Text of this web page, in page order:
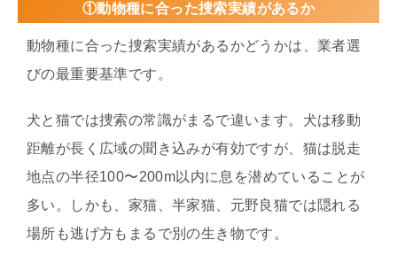
①動物種に合った捜索実績があるか
動物種に合った捜索実績があるかどうかは、業者選
びの最重要基準です。
犬と猫では捜索の常識がまるで違います。犬は移動
距離が長く広域の聞き込みが有効ですが、猫は脱走
地点の半径100〜200m以内に息を潜めていることが
多い。しかも、家猫、半家猫、元野良猫では隠れる
場所も逃げ方もまるで別の生き物です。